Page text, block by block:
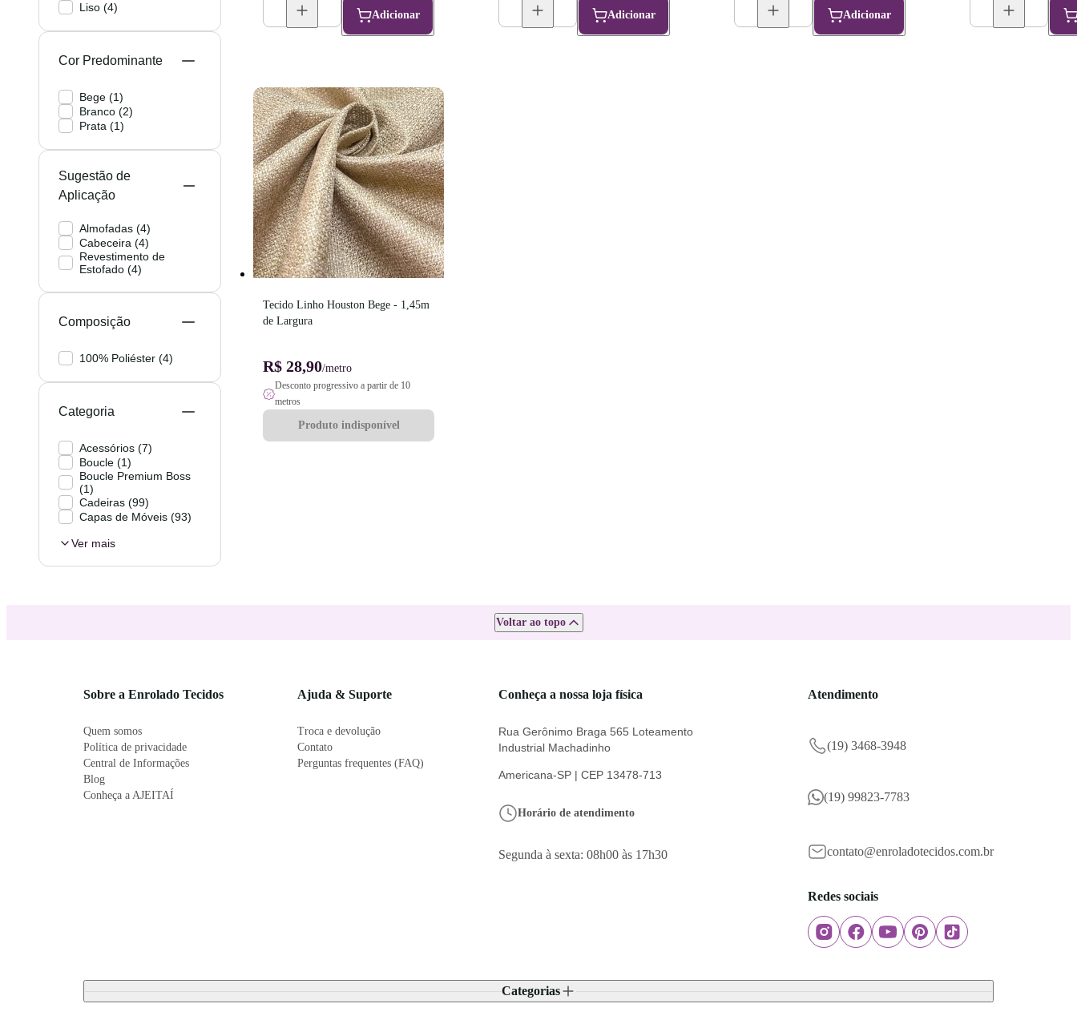
Liso (4)
Cor Predominante
Bege (1)
Branco (2)
Prata (1)
Sugestão de
Aplicação
Almofadas (4)
Cabeceira (4)
Revestimento de
Estofado (4)
Composição
100% Poliéster (4)
Categoria
Acessórios (7)
Boucle (1)
Boucle Premium Boss
(1)
Cadeiras (99)
Capas de Móveis (93)
Ver mais
Adicionar Adicionar Adicionar
Tecido Linho Houston Bege - 1,45m
de Largura
R$ 28,90/metro
Desconto progressivo a partir de 10
metros
Produto indisponível
Voltar ao topo
Sobre a Enrolado Tecidos
Quem somos
Política de privacidade
Central de Informações
Blog
Conheça a AJEITAÍ
Ajuda & Suporte
Troca e devolução
Contato
Perguntas frequentes (FAQ)
Conheça a nossa loja física
Rua Gerônimo Braga 565 Loteamento
Industrial Machadinho
Americana-SP | CEP 13478-713
Horário de atendimento
Segunda à sexta: 08h00 às 17h30
Atendimento
(19) 3468-3948
(19) 99823-7783
contato@enroladotecidos.com.br
Redes sociais
Categorias